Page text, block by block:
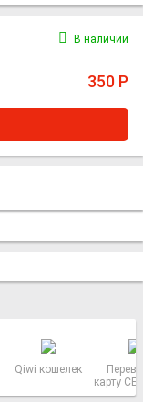
В наличии
350 Р
Qiwi кошелек
карту